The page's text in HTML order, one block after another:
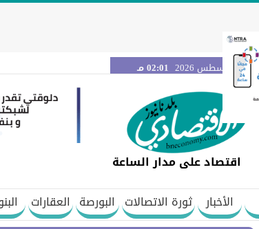
السبت 8 أغسطس 2026 02:01 مـ
اقتصاد على مدار الساعة
الأخبار
ثورة الاتصالات البورصة العقارات